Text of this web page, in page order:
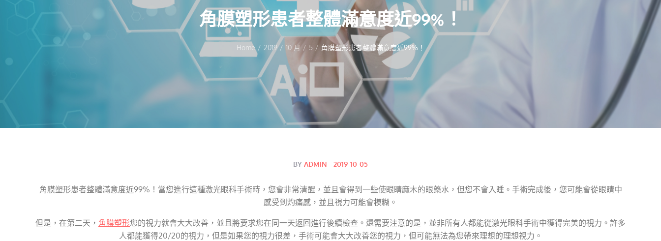
角膜塑形患者整體滿意度近99%！
Home 2019 10 月 5 角膜塑形患者整體滿意度近99%！
BY ADMIN Posted
2019-10-05
角膜塑形患者整體滿意度近99%！當您進行這種激光眼科手術時，您會非常清醒，並且會得到一些使眼睛麻木的眼藥水，但您不會入睡。手術完成後，您可能會從眼睛中
感受到灼痛感，並且視力可能會模糊。
但是，在第二天， 角膜塑形您的視力就會大大改善，並且將要求您在同一天返回進行後續檢查。還需要注意的是，並非所有人都能從激光眼科手術中獲得完美的視力。許多
人都能獲得20/20的視力，但是如果您的視力很差，手術可能會大大改善您的視力，但可能無法為您帶來理想的理想視力。